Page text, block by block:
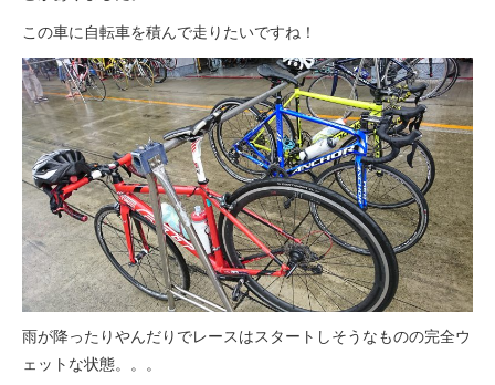
この車に自転車を積んで走りたいですね！
雨が降ったりやんだりでレースはスタートしそうなものの完全ウ
ェットな状態。。。